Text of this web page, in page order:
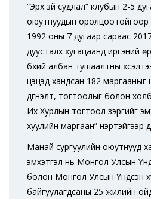
“Эрх зүй судлал” клубын 2-5
оюутнуудын оролцоотойгоор
1992 оны 7 дугаар сараас
дуусталх хугацаанд иргэний
бүхий албан тушаалтны
цэцэд хандсан 182 маргааныг
дүгнэлт, тогтоолыг болон
Их Хурлын тогтоол зэргийг
хуулийн маргаан” нэртэйгээр
Манай сургуулийн оюутнууд
эмхэтгэл нь Монгол Улсын
болон Монгол Улсын Үндсэн
байгуулагдсаны 25 жилийн